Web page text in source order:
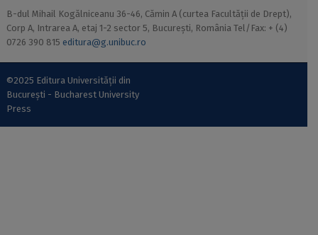
B-dul Mihail Kogălniceanu 36-46, Cămin A (curtea Facultății de Drept),
Corp A, Intrarea A, etaj 1-2 sector 5, București, România Tel/Fax: + (4)
0726 390 815 editura@g.unibuc.ro
©2025 Editura Universității din
București - Bucharest University
Press